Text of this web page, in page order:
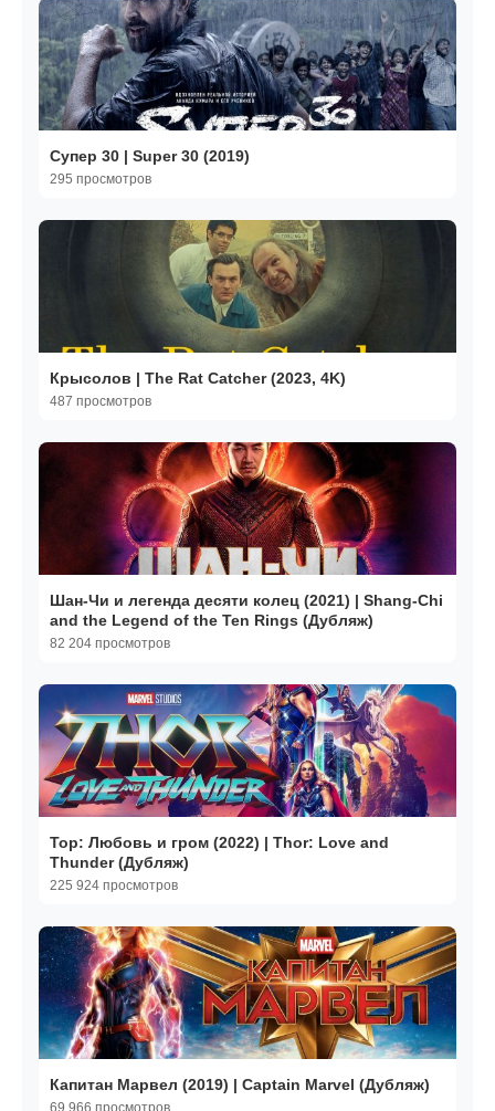
Супер 30 | Super 30 (2019)
295 просмотров
Крысолов | The Rat Catcher (2023, 4K)
487 просмотров
Шан-Чи и легенда десяти колец (2021) | Shang-Chi
and the Legend of the Ten Rings (Дубляж)
82 204 просмотров
Тор: Любовь и гром (2022) | Thor: Love and
Thunder (Дубляж)
225 924 просмотров
Капитан Марвел (2019) | Captain Marvel (Дубляж)